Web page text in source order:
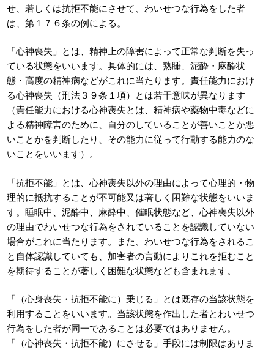
せ、若しくは抗拒不能にさせて、わいせつな行為をした者
は、第１７６条の例による。
「心神喪失」とは、精神上の障害によって正常な判断を失っ
ている状態をいいます。具体的には、熟睡、泥酔・麻酔状
態・高度の精神病などがこれに当たります。責任能力におけ
る心神喪失（刑法３９条１項）とは若干意味が異なります
（責任能力における心神喪失とは、精神病や薬物中毒などに
よる精神障害のために、自分のしていることが善いことか悪
いことかを判断したり、その能力に従って行動する能力のな
いことをいいます）。
「抗拒不能」とは、心神喪失以外の理由によって心理的・物
理的に抵抗することが不可能又は著しく困難な状態をいいま
す。睡眠中、泥酔中、麻酔中、催眠状態など、心神喪失以外
の理由でわいせつな行為をされていることを認識していない
場合がこれに当たります。また、わいせつな行為をされるこ
と自体認識していても、加害者の言動によりこれを拒むこと
を期待することが著しく困難な状態なども含まれます。
「（心身喪失・抗拒不能に）乗じる」とは既存の当該状態を
利用することをいいます。当該状態を作出した者とわいせつ
行為をした者が同一であることは必要ではありません。
「（心神喪失・抗拒不能）にさせる」手段には制限はありま